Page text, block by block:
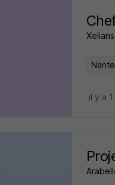
Xelians
il y a